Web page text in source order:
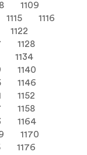
1109
1115
1116
1122
1128
1134
1140
1146
1152
1158
1164
1170
1176